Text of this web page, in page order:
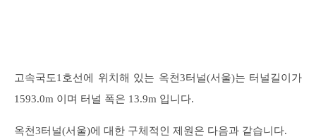
고속국도1호선에 위치해 있는 옥천3터널(서울)는 터널길이가
1593.0m 이며 터널 폭은 13.9m 입니다.
옥천3터널(서울)에 대한 구체적인 제원은 다음과 같습니다.